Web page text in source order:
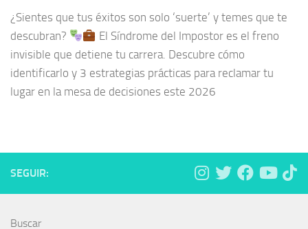
¿Sientes que tus éxitos son solo ‘suerte’ y temes que te
descubran?
El Síndrome del Impostor es el freno
invisible que detiene tu carrera. Descubre cómo
identificarlo y 3 estrategias prácticas para reclamar tu
lugar en la mesa de decisiones este 2026
SEGUIR:
Buscar